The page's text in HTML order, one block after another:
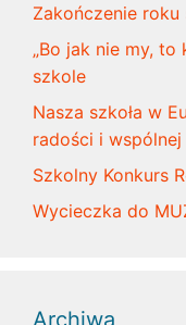
Zakończenie roku
„Bo jak nie my, to
szkole
Nasza szkoła w
radości i
Szkolny Konkurs
Wycieczka do
Archiwa